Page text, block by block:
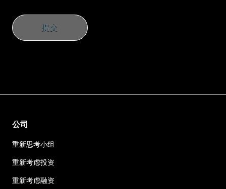
提交
提交
公司
重新思考小组
重新考虑投资
重新考虑融资